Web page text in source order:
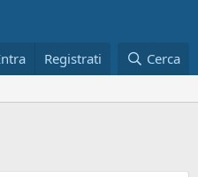
Registrati Cerca